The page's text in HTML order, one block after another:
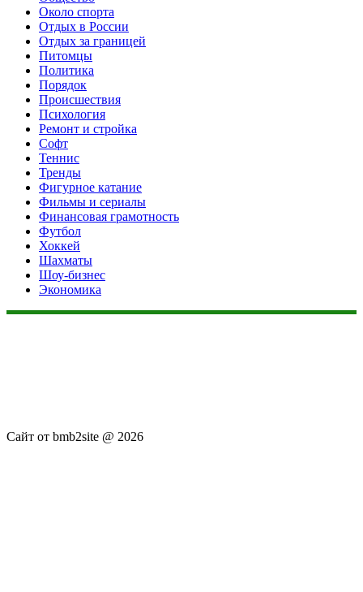
Около спорта
Отдых в России
Отдых за границей
Питомцы
Политика
Порядок
Происшествия
Психология
Ремонт и стройка
Софт
Теннис
Тренды
Фигурное катание
Фильмы и сериалы
Финансовая грамотность
Футбол
Хоккей
Шахматы
Шоу-бизнес
Экономика
Сайт от bmb2site @ 2026